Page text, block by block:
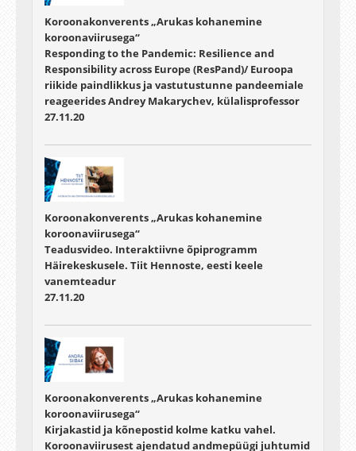
Koroonakonverents „Arukas kohanemine
koroonaviirusega“
Responding to the Pandemic: Resilience and
Responsibility across Europe (ResPand)/ Euroopa
riikide paindlikkus ja vastutustunne pandeemiale
reageerides Andrey Makarychev, külalisprofessor
27.11.20
Koroonakonverents „Arukas kohanemine
koroonaviirusega“
Teadusvideo. Interaktiivne õpiprogramm
Häirekeskusele. Tiit Hennoste, eesti keele
vanemteadur
27.11.20
Koroonakonverents „Arukas kohanemine
koroonaviirusega“
Kirjakastid ja kõnepostid kolme katku vahel.
Koroonaviirusest ajendatud andmepüügi juhtumid